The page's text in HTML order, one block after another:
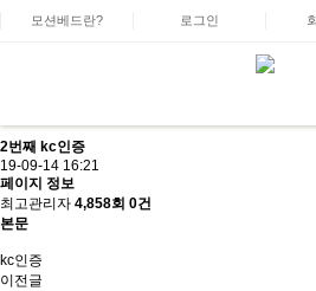
모션베드란? 로그인
2번째 kc인증
19-09-14 16:21
페이지 정보
최고관리자 4,858회 0건
본문
kc인증
이전글